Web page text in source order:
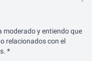
moderado y entiendo que
relacionados con el
*